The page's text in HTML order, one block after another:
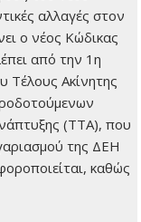
αλλαγές στον
ο νέος Κώδικας
από την 1η
Τέλους Ακίνητης
(ΤΤΑ), που
της ΔΕΗ
καθώς